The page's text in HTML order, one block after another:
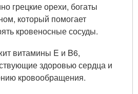
грецкие орехи, богаты
который помогает
кровеносные сосуды.
витамины E и B6,
здоровью сердца и
кровообращения.